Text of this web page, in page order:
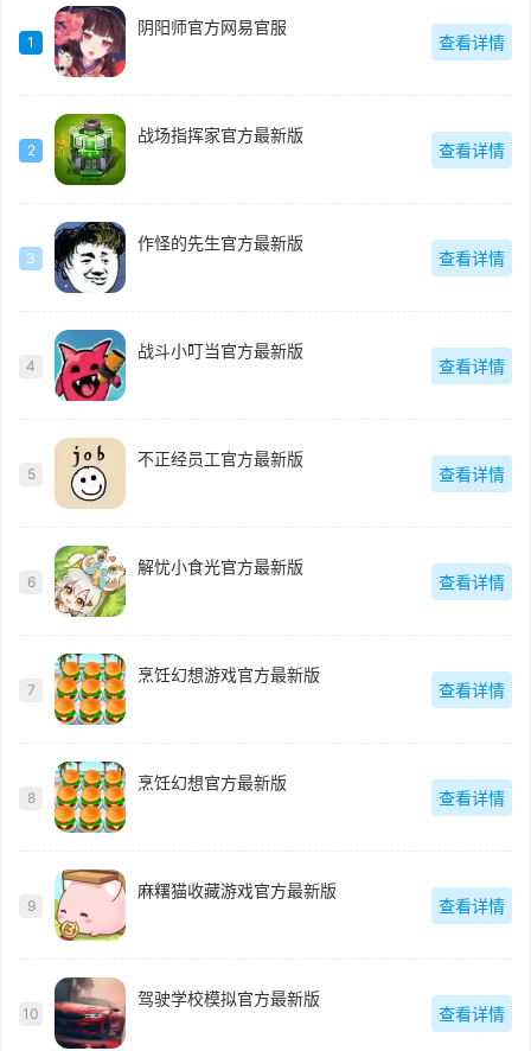
1
阴阳师官方网易官服
查看详情
2
战场指挥家官方最新版
查看详情
3
作怪的先生官方最新版
查看详情
4
战斗小叮当官方最新版
查看详情
5
不正经员工官方最新版
查看详情
6
解忧小食光官方最新版
查看详情
7
烹饪幻想游戏官方最新版
查看详情
8
烹饪幻想官方最新版
查看详情
9
麻糬猫收藏游戏官方最新版
查看详情
10
驾驶学校模拟官方最新版
查看详情